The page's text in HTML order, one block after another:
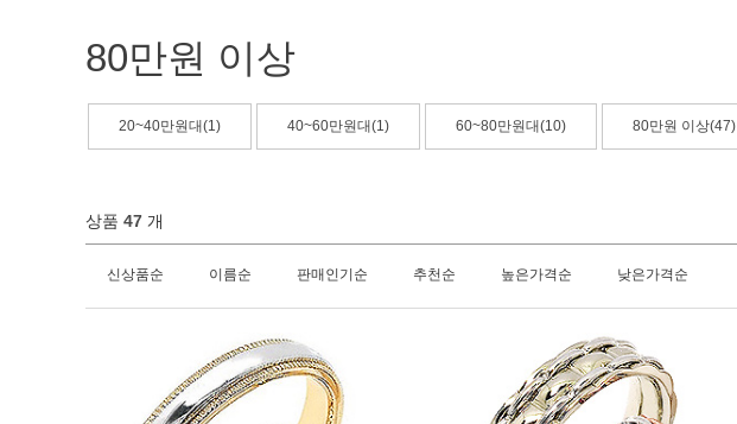
80만원 이상
20~40만원대(1) 40~60만원대(1) 60~80만원대(10) 80만원 이상(47)
상품 47 개
신상품순 이름순 판매인기순 추천순 높은가격순 낮은가격순